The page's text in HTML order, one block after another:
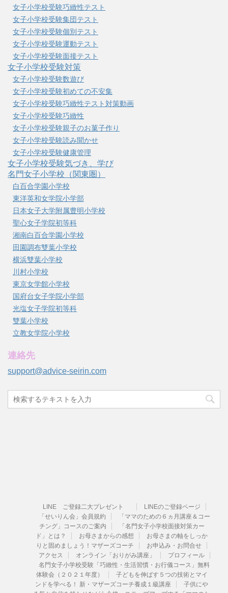
女子小学校受験巧緻性テスト
女子小学校受験集団テスト
女子小学校受験個別テスト
女子小学校受験運動テスト
女子小学校受験面接テスト
女子小学校受験対策
女子小学校受験数遊び
女子小学校受験初めての不安集
女子小学校受験巧緻性テスト対策動画
女子小学校受験巧緻性
女子小学校受験親子のお菓子作り
女子小学校受験読み聞かせ
女子小学校受験健康管理
女子小学校受験気づき、学び
名門女子小学校（関東圏）
白百合学園小学校
東洋英和女学院小学部
日本女子大学附属豊明小学校
聖心女子学院初等科
湘南白百合学園小学校
田園調布雙葉小学校
横浜雙葉小学校
川村小学校
東京女学館小学校
国府台女子学院小学部
光塩女子学院初等科
雙葉小学校
立教女学院小学校
連絡先
support@advice-seirin.com
LINE ご登録二大プレゼント
LINEのご登録ページ
「せいりん会」会員規約
「ママのための６ヵ月講座＆コー
チング」コースのご案内
「名門女子小学校面接対策カー
ド」とは？
お母さまからの感想
お母さまの軸をしっか
りと固めましょう！マザーズコーチ
お申込み・お問合せ
アクセス
オンライン「おりがみ講座」
プロフィール
名門女子小学校受験「巧緻性・生活習慣・お行儀コース」無料
体験会（２０２１年度）
子どもを伸ばす５つの技術とマイ
ンドを学べる！ 新・マザーズコーチ養成１級講座
子供にや